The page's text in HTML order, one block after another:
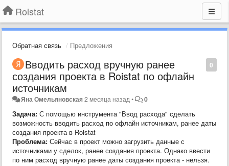
Roistat
Обратная связь Предложения
0
Вводить расход вручную ранее
создания проекта в Roistat по офлайн
источникам
Яна Омельяновская2 месяца назад• 0
Задача: С помощью инструмента "Ввод расхода" сделать
возможность вводить расход по офлайн источникам, ранее даты
создания проекта в Roistat
Проблема: Сейчас в проект можно загрузить данные с
источниками у сделок, ранее создания проекта. Однако ввести
по ним расход вручную ранее даты создания проекта - нельзя.